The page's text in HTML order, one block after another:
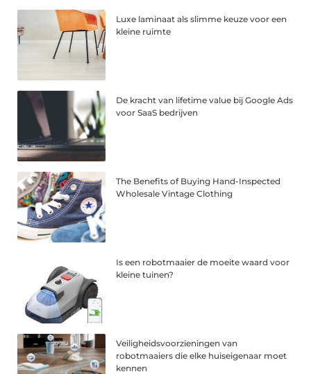
Luxe laminaat als slimme keuze voor een
kleine ruimte
De kracht van lifetime value bij Google Ads
voor SaaS bedrijven
The Benefits of Buying Hand-Inspected
Wholesale Vintage Clothing
Is een robotmaaier de moeite waard voor
kleine tuinen?
Veiligheidsvoorzieningen van
robotmaaiers die elke huiseigenaar moet
kennen